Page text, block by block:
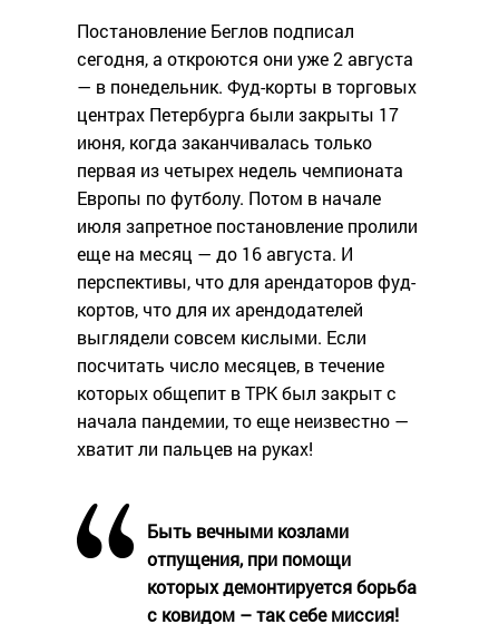
Постановление Беглов подписал
сегодня, а откроются они уже 2 августа
— в понедельник. Фуд-корты в торговых
центрах Петербурга были закрыты 17
июня, когда заканчивалась только
первая из четырех недель чемпионата
Европы по футболу. Потом в начале
июля запретное постановление пролили
еще на месяц — до 16 августа. И
перспективы, что для арендаторов фуд-
кортов, что для их арендодателей
выглядели совсем кислыми. Если
посчитать число месяцев, в течение
которых общепит в ТРК был закрыт с
начала пандемии, то еще неизвестно —
хватит ли пальцев на руках!
Быть вечными козлами
отпущения, при помощи
которых демонтируется борьба
с ковидом – так себе миссия!